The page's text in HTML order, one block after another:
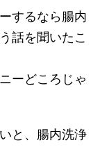
するなら腸内
話を聞いたこ
ーどころじゃ
と、腸内洗浄